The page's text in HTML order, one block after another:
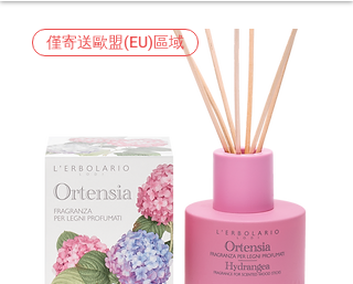
僅寄送歐盟(EU)區域